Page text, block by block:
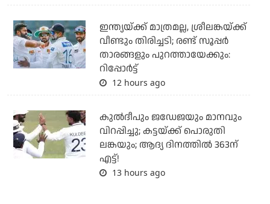
ഇന്ത്യയ്ക്ക് മാത്രമല്ല, ശ്രീലങ്കയ്ക്ക്
വീണ്ടും തിരിച്ചടി; രണ്ട് സൂപ്പര്‍
താരങ്ങളും പുറത്തായേക്കും:
റിപ്പോര്‍ട്ട്
12 hours ago
കുല്‍ദീപും ജഡേജയും മാനവും
വിറപ്പിച്ചു; കട്ടയ്ക്ക് പൊരുതി
ലങ്കയും; ആദ്യ ദിനത്തില്‍ 363ന്
എട്ട്!
13 hours ago